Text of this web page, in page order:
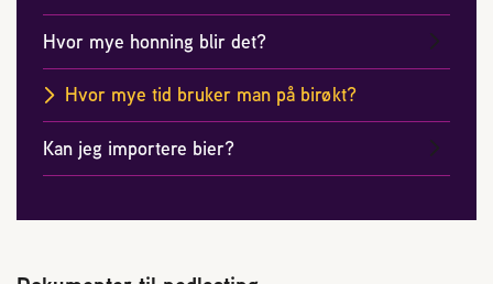
Hvor mye honning blir det?
Hvor mye tid bruker man på birøkt?
Kan jeg importere bier?